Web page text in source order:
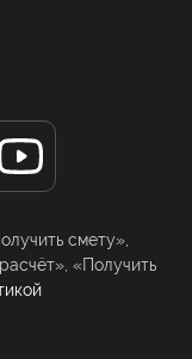
смету»,
«Получить